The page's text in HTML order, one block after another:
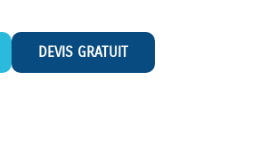
DEVIS GRATUIT